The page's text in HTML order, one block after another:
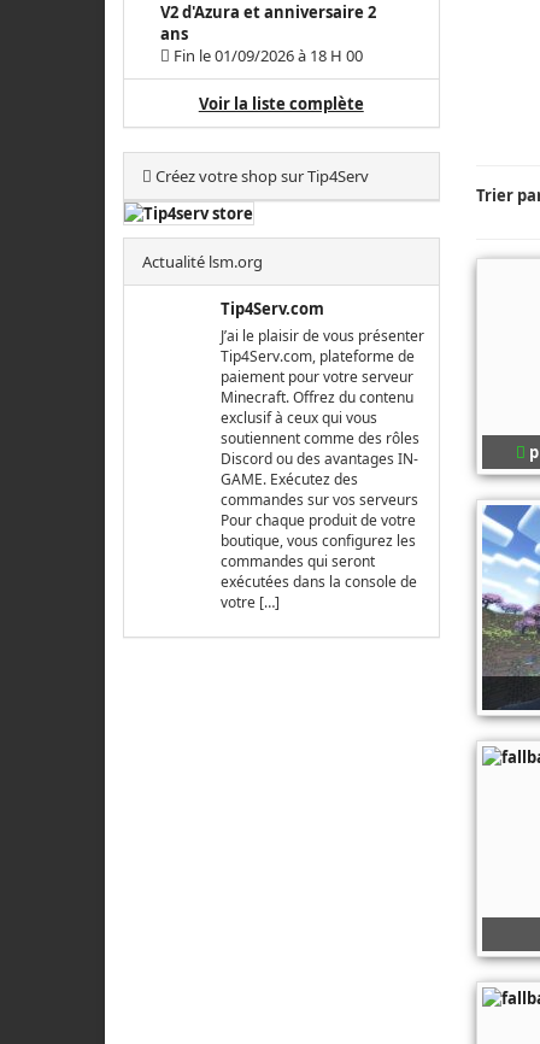
V2 d'Azura et anniversaire 2
ans
Fin le 01/09/2026 à 18 H 00
Voir la liste complète
Créez votre shop sur Tip4Serv
Actualité lsm.org
Tip4Serv.com
J’ai le plaisir de vous présenter
Tip4Serv.com, plateforme de
paiement pour votre serveur
Minecraft. Offrez du contenu
exclusif à ceux qui vous
soutiennent comme des rôles
Discord ou des avantages IN-
GAME. Exécutez des
commandes sur vos serveurs
Pour chaque produit de votre
boutique, vous configurez les
commandes qui seront
exécutées dans la console de
votre […]
Trier